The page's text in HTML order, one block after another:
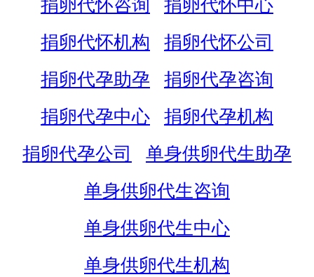
捐卵代怀咨询
捐卵代怀中心
捐卵代怀机构
捐卵代怀公司
捐卵代孕助孕
捐卵代孕咨询
捐卵代孕中心
捐卵代孕机构
捐卵代孕公司
单身供卵代生助孕
单身供卵代生咨询
单身供卵代生中心
单身供卵代生机构